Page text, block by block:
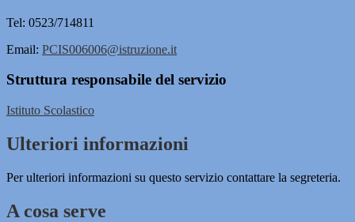
Tel: 0523/714811
Email: PCIS006006@istruzione.it
Struttura responsabile del servizio
Istituto Scolastico
Ulteriori informazioni
Per ulteriori informazioni su questo servizio contattare la segreteria.
A cosa serve